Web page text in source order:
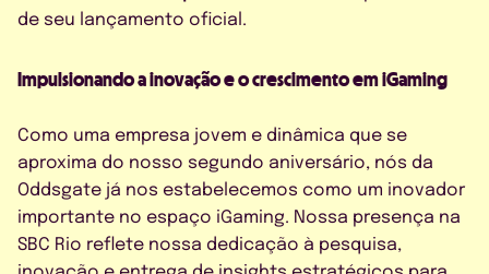
de seu lançamento oficial.
Impulsionando a inovação e o crescimento em iGaming
Como uma empresa jovem e dinâmica que se
aproxima do nosso segundo aniversário, nós da
Oddsgate já nos estabelecemos como um inovador
importante no espaço iGaming. Nossa presença na
SBC Rio reflete nossa dedicação à pesquisa,